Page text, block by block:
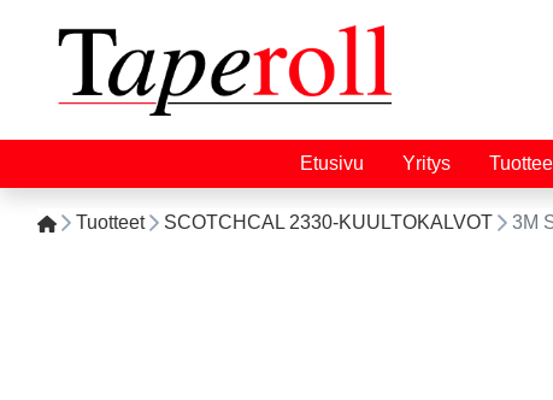
Etusivu Yritys
Tuotteet SCOTCHCAL 2330-KUULTOKALVOT 3M